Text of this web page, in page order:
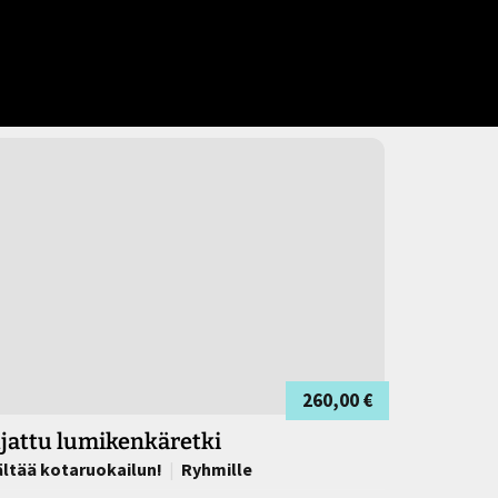
260,00 €
lumikenkäretki
kotaruokailun! Ryhmille